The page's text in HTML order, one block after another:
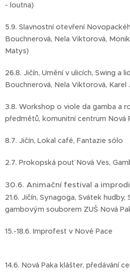
- loutna)
5.9. Slavnostní otevření
Bouchnerová, Nela Viktorová,
Matys)
26.8. Jičín, Umění v ulicích, Swing a
Bouchnerová, Nela Viktorová, Karel
3.8. Workshop o viole da gamba a
předmětů, komunitní centrum Nová
8.7. Jičín, Lokal café, Fantazie sólo
2.7. Prokopská pouť Nová Ves,
30.6. Animační festival a
21.6. Jičín, Synagoga, Svátek
gambovým souborem ZUŠ Nová
15.-18.6. Improfest v Nové Pace
14.6. Nová Paka klášter, předávání